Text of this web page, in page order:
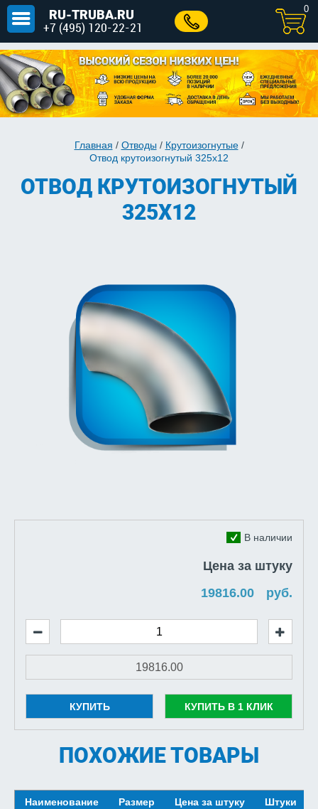
RU-TRUBA.RU
+7 (495) 120-22-21
0
Главная / Отводы / Крутоизогнутые/
Отвод крутоизогнутый 325х12
ОТВОД КРУТОИЗОГНУТЫЙ
325Х12
В наличии
Цена за штуку
руб.
КУПИТЬ КУПИТЬ В 1 КЛИК
ПОХОЖИЕ ТОВАРЫ
Наименование Размер Цена за штуку Штуки